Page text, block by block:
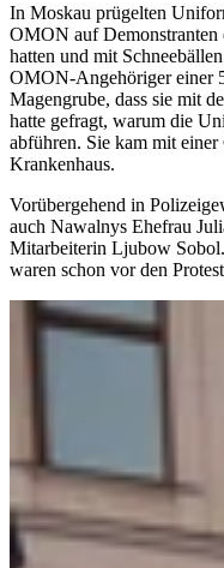
In Moskau prügelten
OMON auf Demonstranten
hatten und mit
OMON-Angehöriger einer
Magengrube, dass sie mit
hatte gefragt, warum die
abführen. Sie kam mit
Krankenhaus.
Vorübergehend in
auch Nawalnys Ehefrau
Mitarbeiterin Ljubow
waren schon vor den